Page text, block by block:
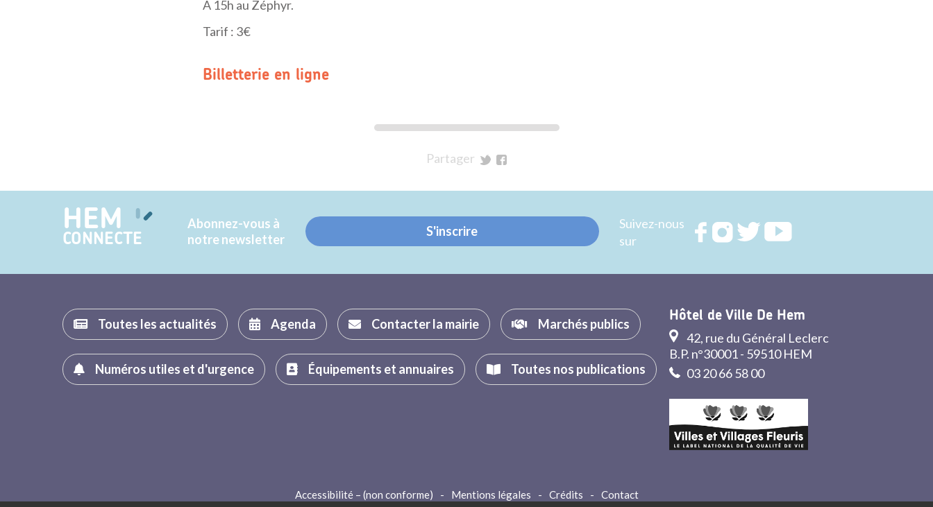
A 15h au Zéphyr.
Tarif : 3€
Billetterie en ligne
Partager
Twitter
Facebook
HEM
CONNECTE
Abonnez-vous à
notre newsletter
S'inscrire
Suivez-nous
sur
RejoignezRejoignezRejoignez
Toutes les actualités Agenda Contacter la mairie Marchés publics
Numéros utiles et d'urgence Équipements et annuaires Toutes nos publications
Hôtel de Ville De Hem
42, rue du Général Leclerc
B.P. n°30001 - 59510 HEM
03 20 66 58 00
Accessibilité – (non conforme) - Mentions légales - Crédits - Contact